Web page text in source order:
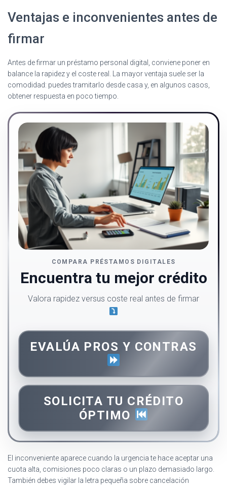
Ventajas e inconvenientes antes de
firmar
Antes de firmar un préstamo personal digital, conviene poner en
balance la rapidez y el coste real. La mayor ventaja suele ser la
comodidad: puedes tramitarlo desde casa y, en algunos casos,
obtener respuesta en poco tiempo.
COMPARA PRÉSTAMOS DIGITALES
Encuentra tu mejor crédito
Valora rapidez versus coste real antes de firmar
EVALÚA PROS Y CONTRAS
SOLICITA TU CRÉDITO
ÓPTIMO
El inconveniente aparece cuando la urgencia te hace aceptar una
cuota alta, comisiones poco claras o un plazo demasiado largo.
También debes vigilar la letra pequeña sobre cancelación